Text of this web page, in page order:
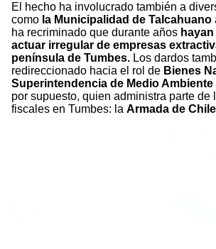
El hecho ha involucrado también a
como la Municipalidad de Talcahuano
ha recriminado que durante años
actuar irregular de empresas
península de Tumbes. Los dardos
redireccionado hacia el rol de Bienes
Superintendencia de Medio Ambiente
por supuesto, quien administra parte de
fiscales en Tumbes: la Armada de